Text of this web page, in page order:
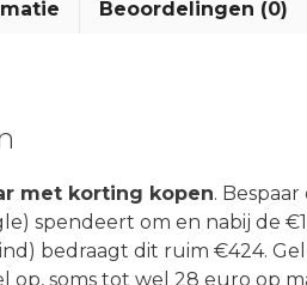
Beoordelingen (0)
met korting kopen.
spendeert om en nabij de
bedraagt dit ruim €424.
soms tot wel 28 euro op